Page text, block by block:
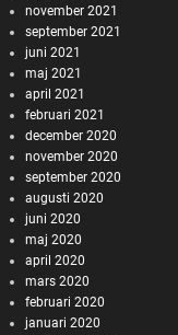
november 2021
september 2021
juni 2021
maj 2021
april 2021
februari 2021
december 2020
november 2020
september 2020
augusti 2020
juni 2020
maj 2020
april 2020
mars 2020
februari 2020
januari 2020